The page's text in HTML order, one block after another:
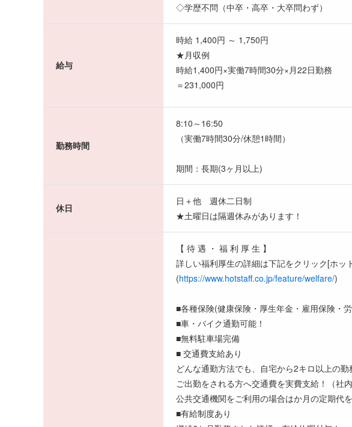
◇学歴不問（中卒・高卒・大卒問わず）
給与
時給 1,400円 ～ 1,750円
★月収例
時給1,400円×実働7時間30分×月22日勤務
＝231,000円
勤務時間
8:10～16:50
（実働7時間30分/休憩1時間）
期間：長期(3ヶ月以上)
休日
日＋他 週休二日制
★土曜日は隔週休みがあります！
【 待 遇 ・ 福 利 厚 生 】
詳しい福利厚生の詳細は下記をクリック[ホッ
(https://www.hotstaff.co.jp/feature/welfare/)
■各種保険(健康保険・厚生年金・雇用保険・
■車・バイク通勤可能！
■無料駐車場完備
■ 交通費支給あり
どんな通勤方法でも、自宅から2キロ以上の勤
ご出勤をされる方へ交通費を実費支給！（社内
公共交通機関をご利用の場合はか月の定期代
■有給制度あり